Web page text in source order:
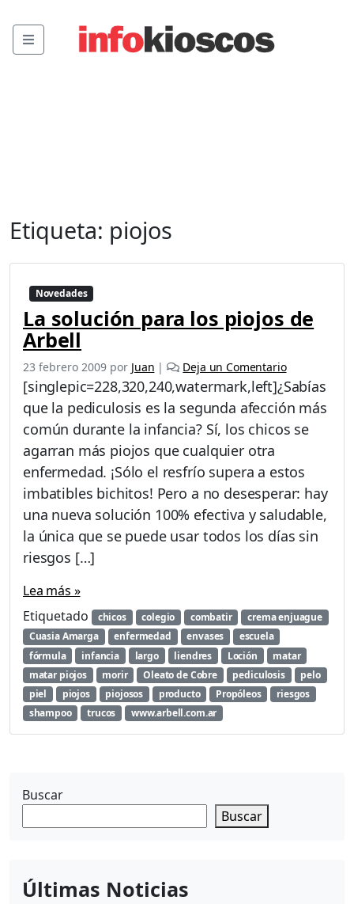
Menu
Etiqueta: piojos
Novedades
La solución para los piojos de
Arbell
23 febrero 2009 por Juan | Deja un Comentario
[singlepic=228,320,240,watermark,left]¿Sabías
que la pediculosis es la segunda afección más
común durante la infancia? Sí, los chicos se
agarran más piojos que cualquier otra
enfermedad. ¡Sólo el resfrío supera a estos
imbatibles bichitos! Pero a no desesperar: hay
una nueva solución 100% efectiva y saludable,
la única que se puede usar todos los días sin
riesgos […]
Lea más »
Etiquetado
chicos colegio combatir
crema enjuague
Cuasia Amarga
enfermedad envases
escuela
fórmula
infancia largo liendres Loción
matar
matar piojos
morir Oleato de Cobre pediculosis
pelo
piel
piojos piojosos producto Propóleos
riesgos
shampoo
trucos www.arbell.com.ar
Buscar
Buscar
Últimas Noticias